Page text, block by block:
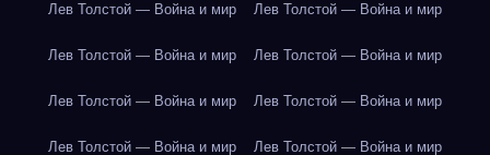
Лев Толстой — Война и мир Лев Толстой — Война и мир
Лев Толстой — Война и мир Лев Толстой — Война и мир
Лев Толстой — Война и мир Лев Толстой — Война и мир
Лев Толстой — Война и мир Лев Толстой — Война и мир